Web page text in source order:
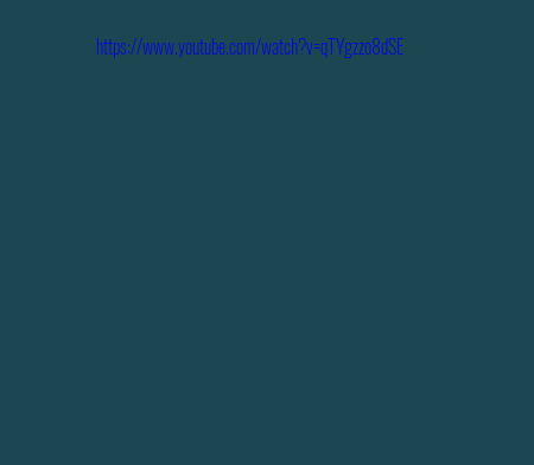
https://www.youtube.com/watch?v=qTYgzzo8dSE